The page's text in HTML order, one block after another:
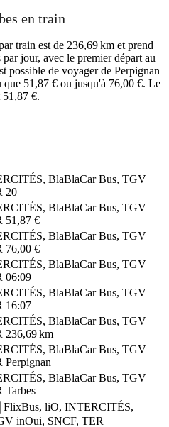
en train
train est de 236,69 km et prend
jour, avec le premier départ au
possible de voyager de Perpignan
que 51,87 € ou jusqu'à 76,00 €. Le
€.
BlaBlaCar Bus, TGV
20
BlaBlaCar Bus, TGV
51,87 €
BlaBlaCar Bus, TGV
76,00 €
BlaBlaCar Bus, TGV
06:09
BlaBlaCar Bus, TGV
16:07
BlaBlaCar Bus, TGV
236,69 km
BlaBlaCar Bus, TGV
Perpignan
BlaBlaCar Bus, TGV
Tarbes
FlixBus, liO, INTERCITÉS,
inOui, SNCF, TER